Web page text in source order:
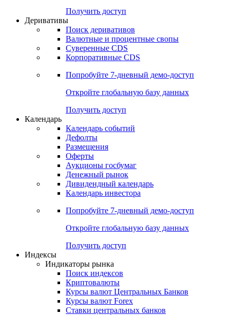
Получить доступ
Деривативы
Поиск деривативов
Валютные и процентные свопы
Суверенные CDS
Корпоративные CDS
Попробуйте 7-дневный демо-доступ
Откройте глобальную базу данных
Получить доступ
Календарь
Календарь событий
Дефолты
Размещения
Оферты
Аукционы госбумаг
Денежный рынок
Дивидендный календарь
Календарь инвестора
Попробуйте 7-дневный демо-доступ
Откройте глобальную базу данных
Получить доступ
Индексы
Индикаторы рынка
Поиск индексов
Криптовалюты
Курсы валют Центральных Банков
Курсы валют Forex
Ставки центральных банков